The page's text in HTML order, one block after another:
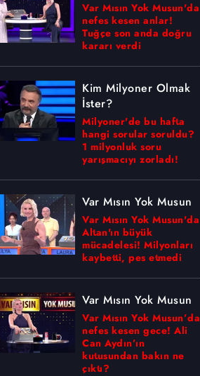
Var Mısın Yok Musun'da
nefes kesen anlar!
Tuğçe son anda doğru
kararı verdi
Kim Milyoner Olmak
İster?
Milyoner'de bu hafta
hangi sorular soruldu?
1 milyonluk soru
yarışmacıyı zorladı!
Var Mısın Yok Musun
Var Mısın Yok Musun'da
Altan'ın büyük
mücadelesi! Milyonları
kaybetti, pes etmedi
Var Mısın Yok Musun
Var Mısın Yok Musun’da
nefes kesen gece! Ali
Can Aydın’ın
kutusundan bakın ne
çıktı?